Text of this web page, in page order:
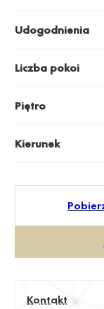
Udogodnienia
Liczba pokoi
Piętro
Kierunek
Kontakt